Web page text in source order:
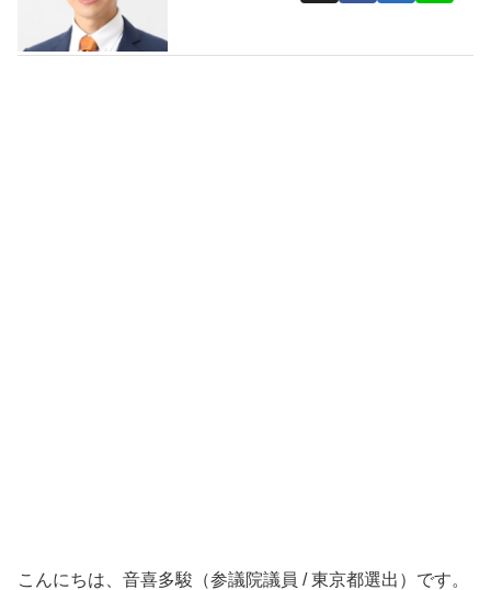
こんにちは、音喜多駿（参議院議員 / 東京都選出）です。